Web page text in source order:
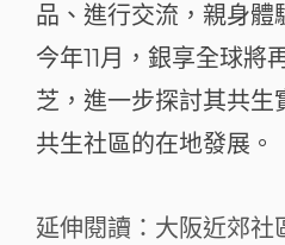
品、進行交流，親身體
今年11月，銀享全球將
芝，進一步探討其共生
共生社區的在地發展。
延伸閱讀：大阪近郊社